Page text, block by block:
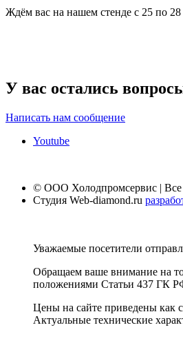
Ждём вас на нашем стенде с 25 по
У вас остались
Написать нам сообщение
Youtube
© ООО Холодпромсервис | Все
Студия Web-diamond.ru
Уважаемые посетители
Обращаем ваше внимание на
положениями Статьи 437 ГК
Цены на сайте приведены как
Актуальные технические